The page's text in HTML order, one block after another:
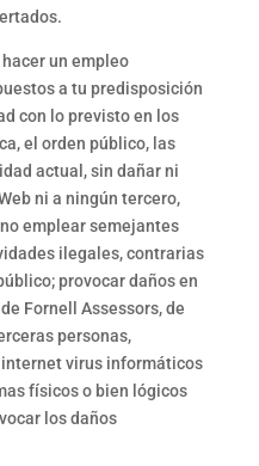
un empleo
a tu predisposición
con lo previsto en los
el orden público, las
actual, sin dañar ni
ni a ningún tercero,
emplear semejantes
ilegales, contrarias
provocar daños en
Fornell Assessors, de
personas,
virus informáticos
físicos o bien lógicos
los daños